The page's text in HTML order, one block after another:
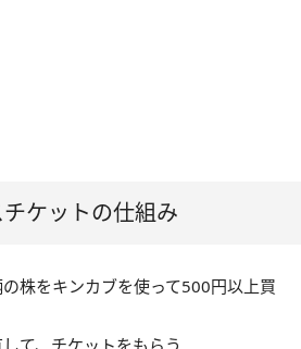
ケットの仕組み
の株をキンカブを使って500円以上買